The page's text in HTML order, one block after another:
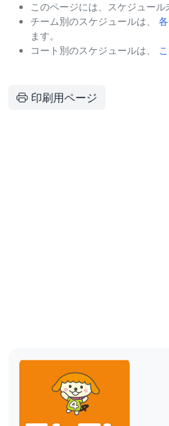
このページには、スケジュール
チーム別のスケジュールは、
ます。
コート別のスケジュールは、
印刷用ページ